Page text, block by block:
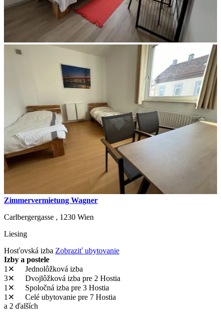
Zimmervermietung Wagner
Carlbergergasse , 1230 Wien
Liesing
Hosťovská izba Zobraziť ubytovanie
Izby a postele
1✕
Jednolôžková izba
3✕
Dvojlôžková izba pre 2 Hostia
1✕
Spoločná izba pre 3 Hostia
1✕
Celé ubytovanie pre 7 Hostia
a 2 ďalších